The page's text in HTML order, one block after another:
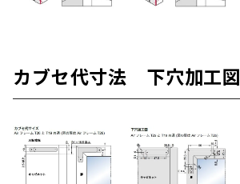
カブセ代寸法 下穴加工図